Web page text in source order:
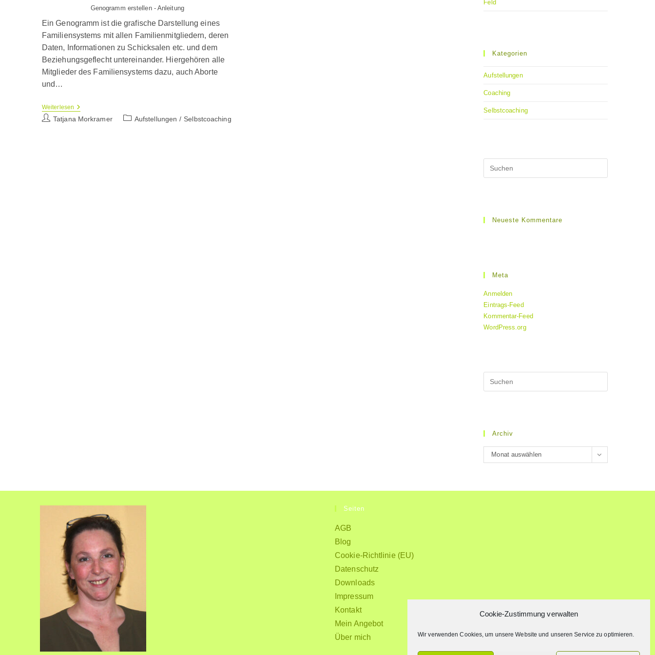
Cookie-Zustimmung verwalten
Wir verwenden Cookies, um unsere Website und unseren Service zu optimieren.
Feld
Kategorien
Aufstellungen
Coaching
Selbstcoaching
Neueste Kommentare
Meta
Anmelden
Eintrags-Feed
Kommentar-Feed
WordPress.org
Archiv
Archiv
Monat auswählen
Genogramm erstellen - Anleitung
Ein Genogramm ist die grafische Darstellung eines
Familiensystems mit allen Familienmitgliedern, deren
Daten, Informationen zu Schicksalen etc. und dem
Beziehungsgeflecht untereinander. Hiergehören alle
Mitglieder des Familiensystems dazu, auch Aborte
und…
Weiterlesen Das
Genogramm
–
Beitrags-
Tatjana Morkramer
Beitrags-
Aufstellungen / Selbstcoaching
Seiten
AGB
Blog
Cookie-Richtlinie (EU)
Datenschutz
Downloads
Impressum
Kontakt
Mein Angebot
Über mich